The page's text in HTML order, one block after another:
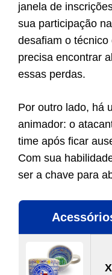
janela de
sua participação
desafiam o
precisa encontrar
essas perdas.
Por outro lado, há
animador: o
time após ficar
Com sua
ser a chave para